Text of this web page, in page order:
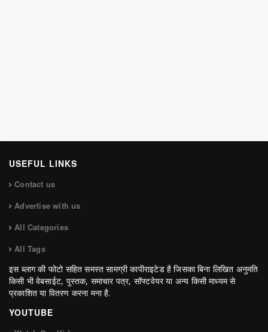
USEFUL LINKS
Contact us
Advertise with us
All Categories
All Tags
इस ब्लाग की फोटो सहित समस्त सामग्री कापीराइटेड है जिसका बिना लिखित अनुमति
किसी भी वेबसाईट, पुस्तक, समाचार पत्र, सॉफ्टवेयर या अन्य किसी माध्यम से
प्रकाशित या वितरण करना मना है.
YOUTUBE